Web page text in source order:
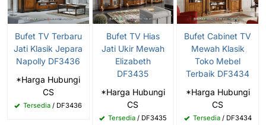
Bufet TV Terbaru
Jati Klasik Jepara
Napolly DF3436
*Harga Hubungi
CS
Tersedia / DF3436
Bufet TV Hias
Jati Ukir Mewah
Elizabeth
DF3435
*Harga Hubungi
CS
Tersedia/ DF3435
Bufet Cabinet TV
Mewah Klasik
Toko Mebel
Terbaik DF3434
*Harga Hubungi
CS
Tersedia/ DF3434